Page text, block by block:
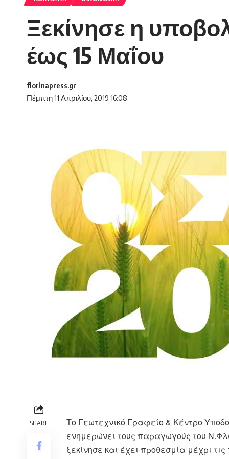
Ξεκίνησε η
έως 15 Μαΐου
Πέμπτη 11 Απριλίου, 2019 16:08
florinapress.gr
SHARE
Το Γεωτεχνικό Γραφείο & Κέντρο
ενημερώνει τους παραγωγούς του
ξεκίνησε και έχει προθεσμία μέχρι